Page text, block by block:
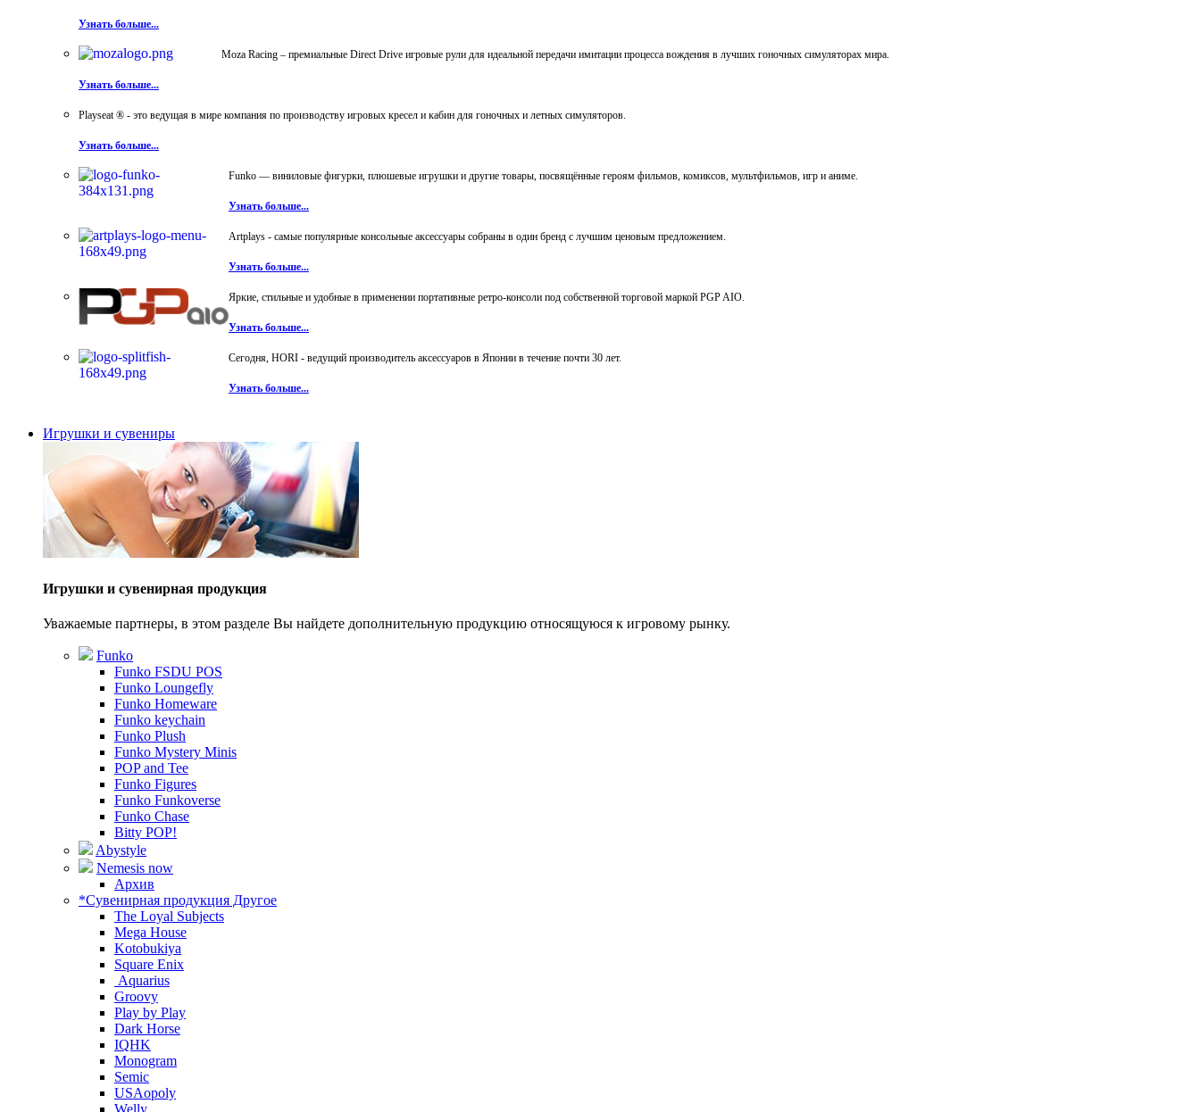
Узнать больше...
Moza Racing – премиальные Direct Drive игровые рули для идеальной передачи имитации процесса вождения в лучших гоночных симуляторах мира.
Узнать больше...
Playseat ® - это ведущая в мире компания по производству игровых кресел и кабин для гоночных и летных симуляторов.
Узнать больше...
Funko — виниловые фигурки, плюшевые игрушки и другие товары, посвящённые героям фильмов, комиксов, мультфильмов, игр и аниме.
Узнать больше...
Artplays - самые популярные консольные аксессуары собраны в один бренд с лучшим ценовым предложением.
Узнать больше...
Яркие, стильные и удобные в применении портативные ретро-консоли под собственной торговой маркой PGP AIO.
Узнать больше...
Сегодня, HORI - ведущий производитель аксессуаров в Японии в течение почти 30 лет.
Узнать больше...
Игрушки и сувениры
Игрушки и сувенирная продукция
Уважаемые партнеры, в этом разделе Вы найдете дополнительную продукцию относящуюся к игровому рынку.
Funko
Funko FSDU POS
Funko Loungefly
Funko Homeware
Funko keychain
Funko Plush
Funko Mystery Minis
POP and Tee
Funko Figures
Funko Funkoverse
Funko Chase
Bitty POP!
Abystyle
Nemesis now
Архив
*Сувенирная продукция Другое
The Loyal Subjects
Mega House
Kotobukiya
Square Enix
Aquarius
Groovy
Play by Play
Dark Horse
IQHK
Monogram
Semic
USAopoly
Welly